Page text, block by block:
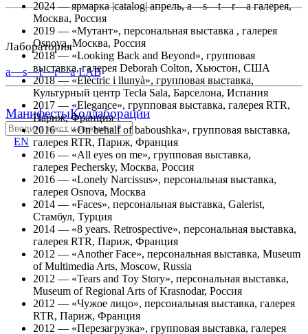
Лаборатория
a—s—t—r—a LAB
МанифестыКоллаборации
EN
2024 — ярмарка |catalog| апрель, a—s—t—r—a галерея,
Москва, Россия
2019 — «Мутант», персональная выставка , галерея
Osnova, Москва, Россия
2018 — «Looking Back and Beyond», групповая
выставка, галерея Deborah Colton, Хьюстон, США
2018 — «Elèctric i llunyà», групповая выставка,
Культурный центр Tecla Sala, Барселона, Испания
2017 — «Elegance», групповая выставка, галерея RTR,
Париж, Франция
2016 — «On behalf of baboushka», групповая выставка,
галерея RTR, Париж, Франция
2016 — «All eyes on me», групповая выставка,
галерея Pechersky, Москва, Россия
2016 — «Lonely Narcissus», персональная выставка,
галерея Osnova, Москва
2014 — «Faces», персональная выставка, Galerist,
Стамбул, Турция
2014 — «8 years. Retrospective», персональная выставка,
галерея RTR, Париж, Франция
2012 — «Another Face», персональная выставка, Museum
of Multimedia Arts, Moscow, Russia
2012 — «Tears and Toy Story», персональная выставка,
Museum of Regional Arts of Krasnodar, Россия
2012 — «Чужое лицо», персональная выставка, галерея
RTR, Париж, Франция
2012 — «Перезагрузка», групповая выставка, галерея